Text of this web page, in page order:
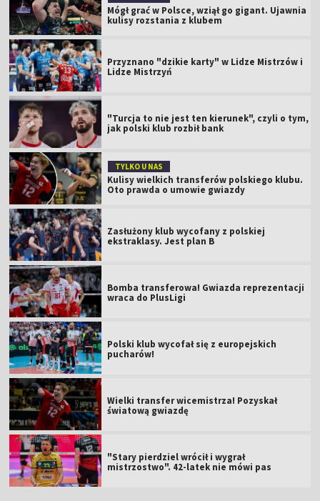
Mógł grać w Polsce, wziął go gigant. Ujawnia
kulisy rozstania z klubem
Przyznano "dzikie karty" w Lidze Mistrzów i
Lidze Mistrzyń
"Turcja to nie jest ten kierunek", czyli o tym,
jak polski klub rozbił bank
TYLKO U NAS
Kulisy wielkich transferów polskiego klubu.
Oto prawda o umowie gwiazdy
Zasłużony klub wycofany z polskiej
ekstraklasy. Jest plan B
Bomba transferowa! Gwiazda reprezentacji
wraca do PlusLigi
Polski klub wycofał się z europejskich
pucharów!
Wielki transfer wicemistrza! Pozyskał
światową gwiazdę
"Stary pierdziel wrócił i wygrał
mistrzostwo". 42-latek nie mówi pas